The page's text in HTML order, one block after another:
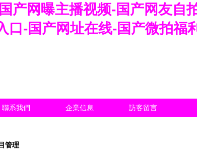
产网曝主播视频-国产网友自
口-国产网址在线-国产微拍福
聯系我們 企業信息 訪客留言
管理